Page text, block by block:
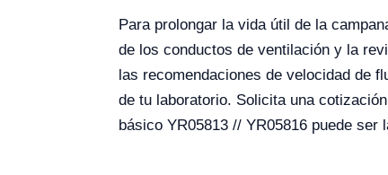
Para prolongar la vida útil de la
de los conductos de ventilación y la
las recomendaciones de velocidad de
de tu laboratorio. Solicita una
básico YR05813 // YR05816 puede